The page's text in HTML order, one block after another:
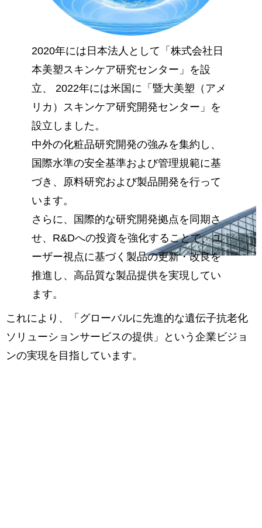
2020年には日本法人として「株式会社日
本美塑スキンケア研究センター」を設
立、 2022年には米国に「暨大美塑（アメ
リカ）スキンケア研究開発センター」を
設立しました。
中外の化粧品研究開発の強みを集約し、
国際水準の安全基準および管理規範に基
づき、原料研究および製品開発を行って
います。
さらに、国際的な研究開発拠点を同期さ
せ、R&Dへの投資を強化することで、ユ
ーザー視点に基づく製品の更新・改良を
推進し、高品質な製品提供を実現してい
ます。
これにより、「グローバルに先進的な遺伝子抗老化
ソリューションサービスの提供」という企業ビジョ
ンの実現を目指しています。